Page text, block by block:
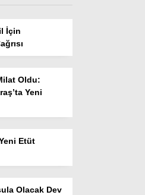
İçin
Oldu:
Yeni
Etüt
Olacak Dev